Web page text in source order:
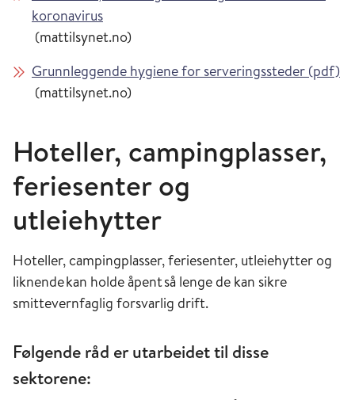
koronavirus
(mattilsynet.no)
Grunnleggende hygiene for serveringssteder (pdf)
(mattilsynet.no)
Hoteller, campingplasser,
feriesenter og
utleiehytter
Hoteller, campingplasser, feriesenter, utleiehytter og
liknende kan holde åpent så lenge de kan sikre
smittevernfaglig forsvarlig drift.
Følgende råd er utarbeidet til disse
sektorene: